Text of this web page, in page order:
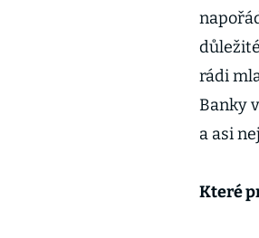
rádi
Banky
a asi
Které